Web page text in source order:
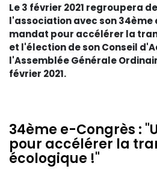
Le 3 février 2021 regroupera
l'association avec son 34ème
mandat pour accélérer la
et l'élection de son Conseil
l'Assemblée Générale
février 2021.
34ème e-Congrès :
pour accélérer la
écologique !"